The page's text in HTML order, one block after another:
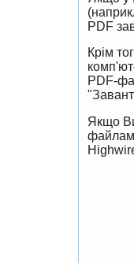
PDF
Крім
PDF-
Якщо